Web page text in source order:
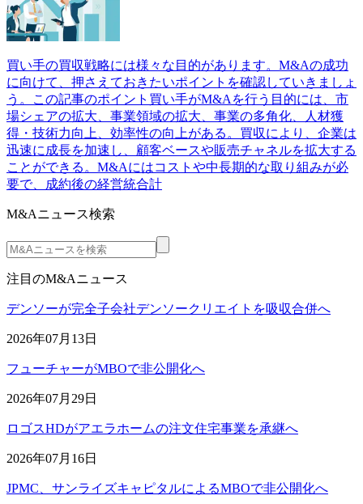
買い手の買収戦略には様々な目的があります。M&Aの成功
に向けて、押さえておきたいポイントを確認していきましょ
う。この記事のポイント買い手がM&Aを行う目的には、市
場シェアの拡大、事業領域の拡大、事業の多角化、人材獲
得・技術力向上、効率性の向上がある。買収により、企業は
迅速に成長を加速し、顧客ベースや販売チャネルを拡大する
ことができる。M&Aにはコストや中長期的な取り組みが必
要で、成約後の経営統合計
M&Aニュース検索
注目のM&Aニュース
デンソーが完全子会社デンソークリエイトを吸収合併へ
2026年07月13日
フューチャーがMBOで非公開化へ
2026年07月29日
ロゴスHDがアエラホームの注文住宅事業を承継へ
2026年07月16日
JPMC、サンライズキャピタルによるMBOで非公開化へ